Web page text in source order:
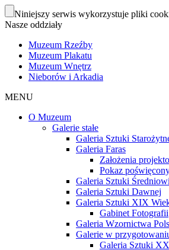
Niniejszy serwis wykorzystuje pliki
Nasze oddziały
Muzeum Rzeźby
Muzeum Plakatu
Muzeum Wnętrz
Nieborów i Arkadia
MENU
O Muzeum
Galerie stałe
Galeria Sztuki
Galeria Faras
Założenia
Pokaz
Galeria Sztuki
Galeria Sztuki Dawnej
Galeria Sztuki XIX
Gabinet Fotografii
Galeria Wzornictwa
Galerie w
Galeria Sztuki